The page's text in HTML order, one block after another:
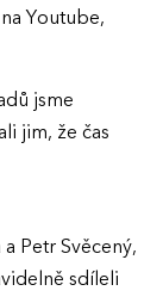
Youtube,
jsme
jim, že čas
Petr Svěcený,
sdíleli